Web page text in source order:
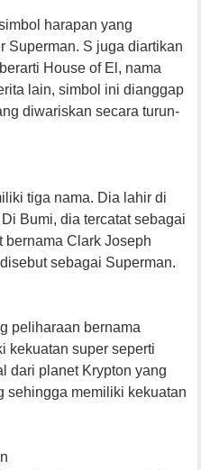
harapan yang
Superman. S juga diartikan
House of El, nama
lain, simbol ini dianggap
diwariskan secara turun-
tiga nama. Dia lahir di
Bumi, dia tercatat sebagai
bernama Clark Joseph
sebagai Superman.
peliharaan bernama
kekuatan super seperti
dari planet Krypton yang
sehingga memiliki kekuatan